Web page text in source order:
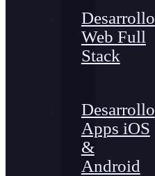
Desarrollo
Web Full
Stack
Desarrollo
Apps iOS
&
Android